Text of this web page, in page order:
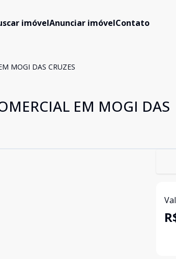
imóvelAnunciar imóvelContato
MOGI DAS CRUZES
EM MOGI DAS